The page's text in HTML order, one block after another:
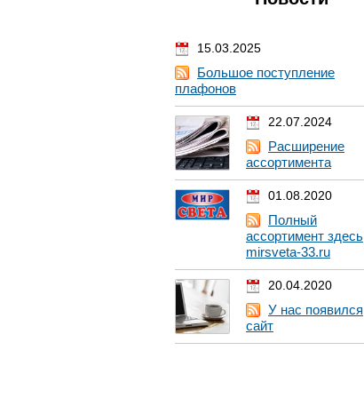
15.03.2025
Большое поступление
плафонов
22.07.2024
Расширение
ассортимента
01.08.2020
Полный
ассортимент здесь
mirsveta-33.ru
20.04.2020
У нас появился
сайт